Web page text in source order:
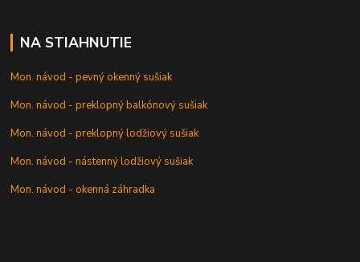
NA STIAHNUTIE
Mon. návod - pevný okenný sušiak
Mon. návod - preklopný balkónový sušiak
Mon. návod - preklopný lodžiový sušiak
Mon. návod - nástenný lodžiový sušiak
Mon. návod - okenná záhradka